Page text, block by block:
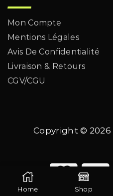
Mon Compte
Mentions Légales
Avis De Confidentialité
Livraison & Retours
CGV/CGU
Copyright © 2026
Home Shop